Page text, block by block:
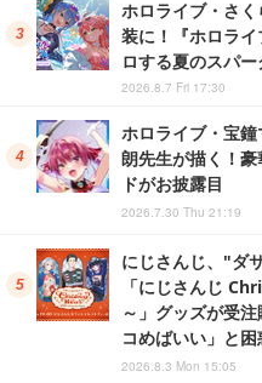
ホロライブ・さ
装に！『ホロライ
ロする夏のスパ
2026.8.7 Fri 17:30
ホロライブ・宝
朗先生が描く！
ドがお披露目
2026.7.30 Thu 21:19
にじさんじ、"ダ
「にじさんじ
～」グッズが受
コめばいい」と困
2026.8.3 Mon 15:05